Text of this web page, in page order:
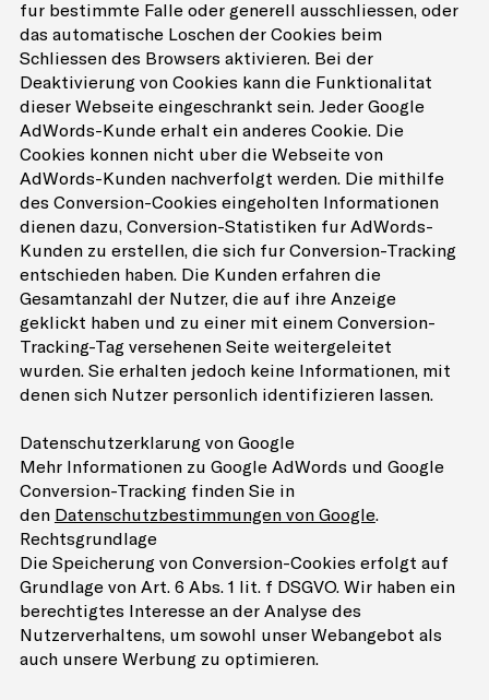
für bestimmte Fälle oder generell ausschliessen, oder
das automatische Löschen der Cookies beim
Schliessen des Browsers aktivieren. Bei der
Deaktivierung von Cookies kann die Funktionalität
dieser Webseite eingeschränkt sein. Jeder Google
AdWords-Kunde erhält ein anderes Cookie. Die
Cookies können nicht über die Webseite von
AdWords-Kunden nachverfolgt werden. Die mithilfe
des Conversion-Cookies eingeholten Informationen
dienen dazu, Conversion-Statistiken für AdWords-
Kunden zu erstellen, die sich für Conversion-Tracking
entschieden haben. Die Kunden erfahren die
Gesamtanzahl der Nutzer, die auf ihre Anzeige
geklickt haben und zu einer mit einem Conversion-
Tracking-Tag versehenen Seite weitergeleitet
wurden. Sie erhalten jedoch keine Informationen, mit
denen sich Nutzer persönlich identifizieren lassen.
Datenschutzerklärung von Google
Mehr Informationen zu Google AdWords und Google
Conversion-Tracking finden Sie in
den Datenschutzbestimmungen von Google.
Rechtsgrundlage
Die Speicherung von Conversion-Cookies erfolgt auf
Grundlage von Art. 6 Abs. 1 lit. f DSGVO. Wir haben ein
berechtigtes Interesse an der Analyse des
Nutzerverhaltens, um sowohl unser Webangebot als
auch unsere Werbung zu optimieren.